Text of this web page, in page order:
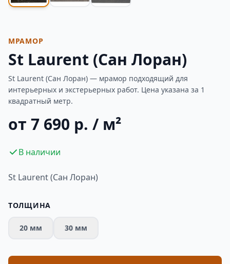
МРАМОР
St Laurent (Сан Лоран)
St Laurent (Сан Лоран) — мрамор подходящий для
интерьерных и экстерьерных работ. Цена указана за 1
квадратный метр.
от 7 690 р. / м²
В наличии
St Laurent (Сан Лоран)
ТОЛЩИНА
20 мм 30 мм